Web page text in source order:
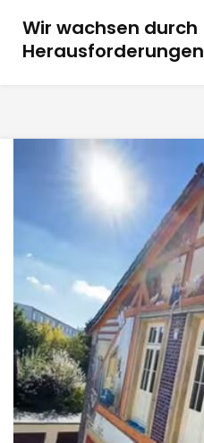
Wir wachsen durch
Herausforderungen